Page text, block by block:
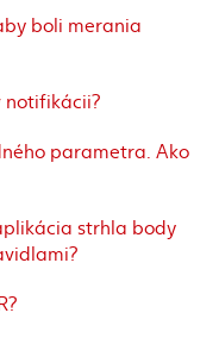
boli merania
notifikácii?
parametra. Ako
strhla body